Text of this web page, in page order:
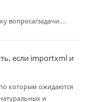
вопроса/задачи....
если importxml и
которым ожидаются
и